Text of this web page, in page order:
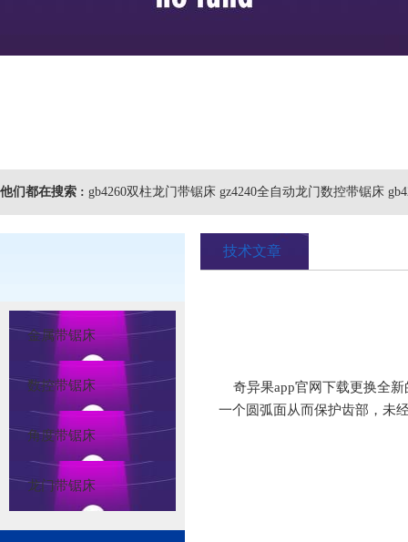
他们都在搜索 : gb4260双柱龙门带锯床 gz4240全自动龙门数控带锯床
金属带锯床
数控带锯床
角度带锯床
龙门带锯床
技术文章
奇异果app官网下载更换全新
一个圆弧面从而保护齿部，未